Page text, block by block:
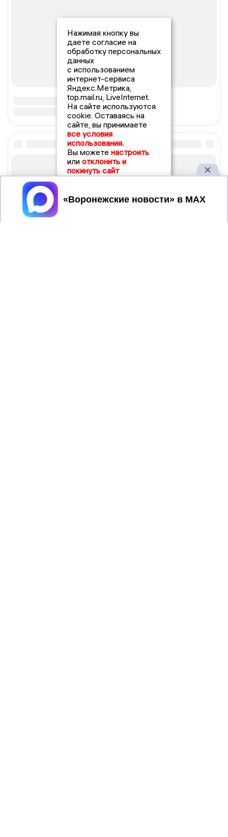
Нажимая кнопку вы
даете согласие на
обработку персональных
данных
с использованием
интернет-сервиса
Яндекс.Метрика,
top.mail.ru, LiveInternet.
На сайте используются
cookie. Оставаясь на
сайте, вы принимаете
все условия
использования.
Вы можете настроить
или отклонить и
покинуть сайт
Принять